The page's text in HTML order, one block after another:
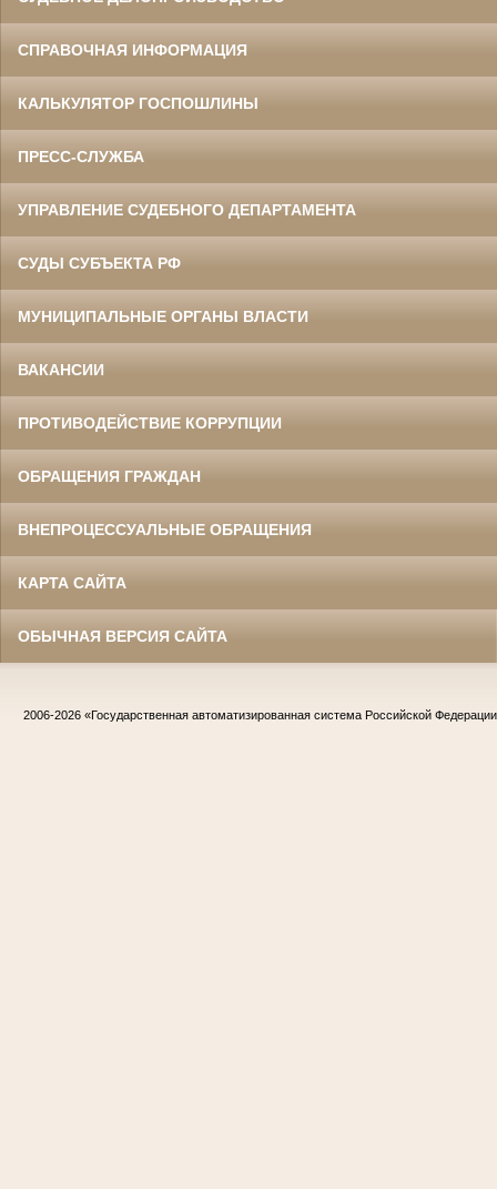
СПРАВОЧНАЯ ИНФОРМАЦИЯ
КАЛЬКУЛЯТОР ГОСПОШЛИНЫ
ПРЕСС-СЛУЖБА
УПРАВЛЕНИЕ СУДЕБНОГО ДЕПАРТАМЕНТА
СУДЫ СУБЪЕКТА РФ
МУНИЦИПАЛЬНЫЕ ОРГАНЫ ВЛАСТИ
ВАКАНСИИ
ПРОТИВОДЕЙСТВИЕ КОРРУПЦИИ
ОБРАЩЕНИЯ ГРАЖДАН
ВНЕПРОЦЕССУАЛЬНЫЕ ОБРАЩЕНИЯ
КАРТА САЙТА
ОБЫЧНАЯ ВЕРСИЯ САЙТА
2006-2026 «Государственная автоматизированная система Российской